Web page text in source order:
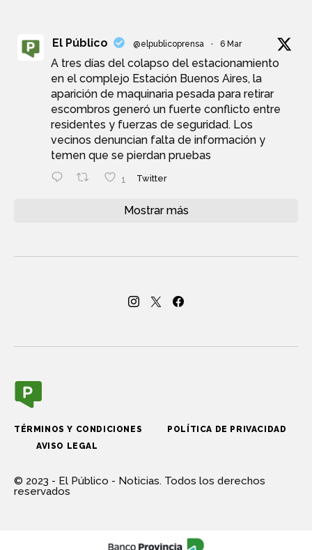
El Público @elpublicoprensa · 6 Mar
A tres días del colapso del estacionamiento
en el complejo Estación Buenos Aires, la
aparición de maquinaria pesada para retirar
escombros generó un fuerte conflicto entre
residentes y fuerzas de seguridad. Los
vecinos denuncian falta de información y
temen que se pierdan pruebas
1 Twitter
Mostrar más
TÉRMINOS Y CONDICIONES
POLÍTICA DE PRIVACIDAD
AVISO LEGAL
© 2023 - El Público - Noticias. Todos los derechos
reservados